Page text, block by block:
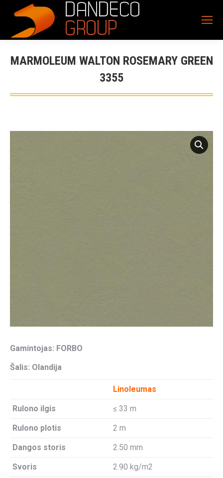
MARMOLEUM WALTON ROSEMARY GREEN
3355
Gamintojas: FORBO
Šalis: Olandija
Linoleumas
Rulono ilgis ≤ 33 m
Rulono plotis 2 m
Dangos storis 2.50 mm
Svoris 2.90 kg/m2